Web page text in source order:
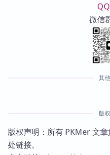
微信
其
版
版权声明：所有 PKMer 文
处链接。